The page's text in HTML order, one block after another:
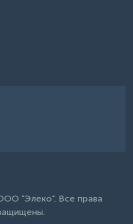
"Элеко". Все права